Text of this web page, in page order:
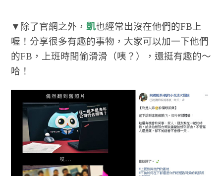
▼除了官網之外， 凱也經常出沒在他們的FB上
喔！分享很多有趣的事物，大家可以加一下他們
的FB，上班時間偷滑滑（咦？），還挺有趣的～
哈！